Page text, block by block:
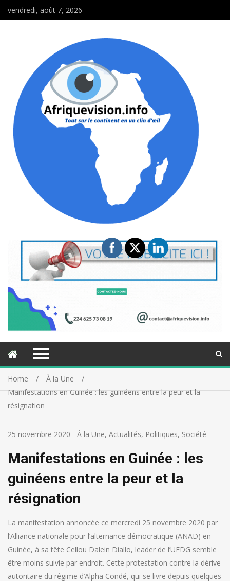
vendredi, août 7, 2026
Home
À la Une
Manifestations en Guinée : les guinéens entre la peur et la
résignation
25 novembre 2020 - À la Une, Actualités, Politiques, Société
Manifestations en Guinée : les
guinéens entre la peur et la
résignation
La manifestation annoncée ce mercredi 25 novembre 2020 par
l’Alliance nationale pour l’alternance démocratique (ANAD) en
Guinée, à sa tête Cellou Dalein Diallo, leader de l’UFDG semble
être moins suivie par endroit. Cette protestation contre la dérive
autoritaire du régime d’Alpha Condé, qui se livre depuis quelques